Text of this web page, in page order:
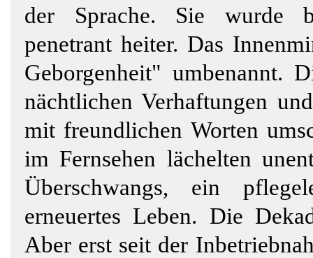
der Sprache. Sie wurde
penetrant heiter. Das
Geborgenheit" umbenannt.
nächtlichen Verhaftungen
mit freundlichen Worten
im Fernsehen lächelten
Überschwangs, ein
erneuertes Leben. Die
Aber erst seit der